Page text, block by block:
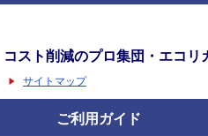
コスト削減のプロ集団・エコリ
サイトマップ
ご利用ガイド